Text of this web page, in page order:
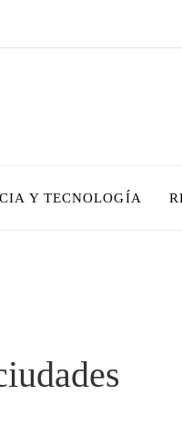
Y TECNOLOGÍA